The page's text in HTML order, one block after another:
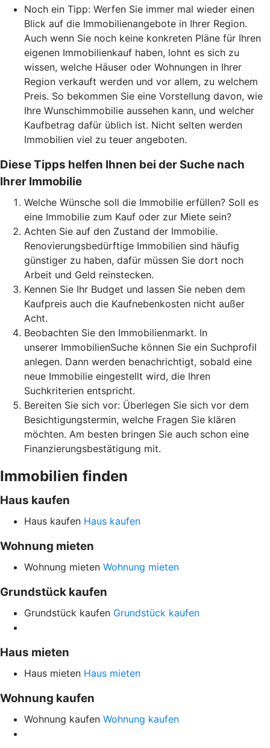
Noch ein Tipp: Werfen Sie immer mal wieder einen
Blick auf die Immobilienangebote in Ihrer Region.
Auch wenn Sie noch keine konkreten Pläne für Ihren
eigenen Immobilienkauf haben, lohnt es sich zu
wissen, welche Häuser oder Wohnungen in Ihrer
Region verkauft werden und vor allem, zu welchem
Preis. So bekommen Sie eine Vorstellung davon, wie
Ihre Wunschimmobilie aussehen kann, und welcher
Kaufbetrag dafür üblich ist. Nicht selten werden
Immobilien viel zu teuer angeboten.
Diese Tipps helfen Ihnen bei der Suche nach
Ihrer Immobilie
Welche Wünsche soll die Immobilie erfüllen? Soll es
eine Immobilie zum Kauf oder zur Miete sein?
Achten Sie auf den Zustand der Immobilie.
Renovierungsbedürftige Immobilien sind häufig
günstiger zu haben, dafür müssen Sie dort noch
Arbeit und Geld reinstecken.
Kennen Sie Ihr Budget und lassen Sie neben dem
Kaufpreis auch die Kaufnebenkosten nicht außer
Acht.
Beobachten Sie den Immobilienmarkt. In
unserer ImmobilienSuche können Sie ein Suchprofil
anlegen. Dann werden benachrichtigt, sobald eine
neue Immobilie eingestellt wird, die Ihren
Suchkriterien entspricht.
Bereiten Sie sich vor: Überlegen Sie sich vor dem
Besichtigungstermin, welche Fragen Sie klären
möchten. Am besten bringen Sie auch schon eine
Finanzierungsbestätigung mit.
Immobilien finden
Haus kaufen
Haus kaufen Haus kaufen
Wohnung mieten
Wohnung mieten Wohnung mieten
Grundstück kaufen
Grundstück kaufen Grundstück kaufen
Haus mieten
Haus mieten Haus mieten
Wohnung kaufen
Wohnung kaufen Wohnung kaufen